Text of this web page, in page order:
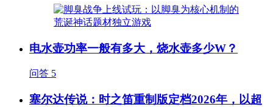
电水壶功率一般有多大，烧水壶多少W？
问答 5
塞尔达传说：时之笛重制版定档2026年，以超